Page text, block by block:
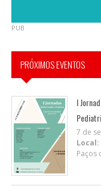
PUB
PRÓXIMOS EVENTOS
I
7 de
Local:
Paços